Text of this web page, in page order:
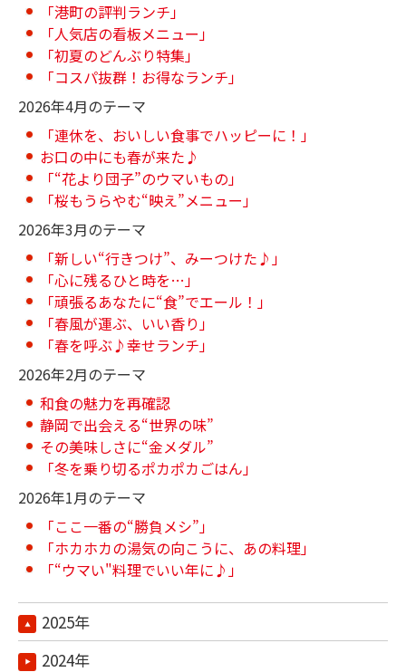
「港町の評判ランチ」
「人気店の看板メニュー」
「初夏のどんぶり特集」
「コスパ抜群！お得なランチ」
2026年4月のテーマ
「連休を、おいしい食事でハッピーに！」
お口の中にも春が来た♪
「“花より団子”のウマいもの」
「桜もうらやむ“映え”メニュー」
2026年3月のテーマ
「新しい“行きつけ”、みーつけた♪」
「心に残るひと時を…」
「頑張るあなたに“食”でエール！」
「春風が運ぶ、いい香り」
「春を呼ぶ♪幸せランチ」
2026年2月のテーマ
和食の魅力を再確認
静岡で出会える“世界の味”
その美味しさに“金メダル”
「冬を乗り切るポカポカごはん」
2026年1月のテーマ
「ここ一番の“勝負メシ”」
「ホカホカの湯気の向こうに、あの料理」
「“ウマい"料理でいい年に♪」
2025年
2024年